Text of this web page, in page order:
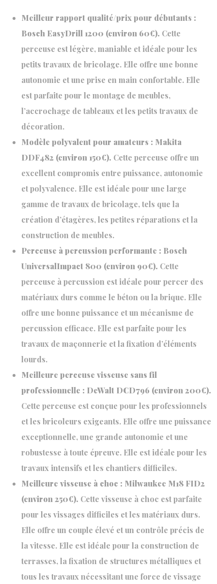
Meilleur rapport qualité/prix pour débutants :
Bosch EasyDrill 1200 (environ 60€). Cette
perceuse est légère, maniable et idéale pour les
petits travaux de bricolage. Elle offre une bonne
autonomie et une prise en main confortable. Elle
est parfaite pour le montage de meubles,
l’accrochage de tableaux et les petits travaux de
décoration.
Modèle polyvalent pour amateurs : Makita
DDF482 (environ 150€). Cette perceuse offre un
excellent compromis entre puissance, autonomie
et polyvalence. Elle est idéale pour une large
gamme de travaux de bricolage, tels que la
création d’étagères, les petites réparations et la
construction de meubles.
Perceuse à percussion performante : Bosch
UniversalImpact 800 (environ 90€). Cette
perceuse à percussion est idéale pour percer des
matériaux durs comme le béton ou la brique. Elle
offre une bonne puissance et un mécanisme de
percussion efficace. Elle est parfaite pour les
travaux de maçonnerie et la fixation d’éléments
lourds.
Meilleure perceuse visseuse sans fil
professionnelle : DeWalt DCD796 (environ 200€).
Cette perceuse est conçue pour les professionnels
et les bricoleurs exigeants. Elle offre une puissance
exceptionnelle, une grande autonomie et une
robustesse à toute épreuve. Elle est idéale pour les
travaux intensifs et les chantiers difficiles.
Meilleure visseuse à choc : Milwaukee M18 FID2
(environ 250€). Cette visseuse à choc est parfaite
pour les vissages difficiles et les matériaux durs.
Elle offre un couple élevé et un contrôle précis de
la vitesse. Elle est idéale pour la construction de
terrasses, la fixation de structures métalliques et
tous les travaux nécessitant une force de vissage